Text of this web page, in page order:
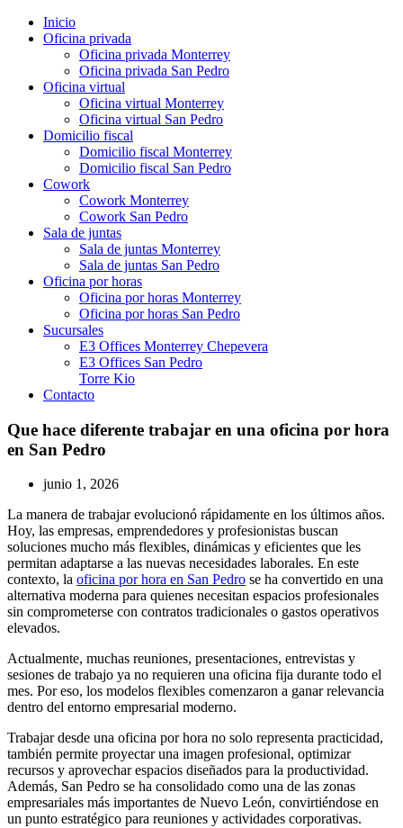
Inicio
Oficina privada
Oficina privada Monterrey
Oficina privada San Pedro
Oficina virtual
Oficina virtual Monterrey
Oficina virtual San Pedro
Domicilio fiscal
Domicilio fiscal Monterrey
Domicilio fiscal San Pedro
Cowork
Cowork Monterrey
Cowork San Pedro
Sala de juntas
Sala de juntas Monterrey
Sala de juntas San Pedro
Oficina por horas
Oficina por horas Monterrey
Oficina por horas San Pedro
Sucursales
E3 Offices Monterrey Chepevera
E3 Offices San Pedro
Torre Kio
Contacto
Que hace diferente trabajar en una oficina por hora
en San Pedro
junio 1, 2026
La manera de trabajar evolucionó rápidamente en los últimos años.
Hoy, las empresas, emprendedores y profesionistas buscan
soluciones mucho más flexibles, dinámicas y eficientes que les
permitan adaptarse a las nuevas necesidades laborales. En este
contexto, la oficina por hora en San Pedro se ha convertido en una
alternativa moderna para quienes necesitan espacios profesionales
sin comprometerse con contratos tradicionales o gastos operativos
elevados.
Actualmente, muchas reuniones, presentaciones, entrevistas y
sesiones de trabajo ya no requieren una oficina fija durante todo el
mes. Por eso, los modelos flexibles comenzaron a ganar relevancia
dentro del entorno empresarial moderno.
Trabajar desde una oficina por hora no solo representa practicidad,
también permite proyectar una imagen profesional, optimizar
recursos y aprovechar espacios diseñados para la productividad.
Además, San Pedro se ha consolidado como una de las zonas
empresariales más importantes de Nuevo León, convirtiéndose en
un punto estratégico para reuniones y actividades corporativas.